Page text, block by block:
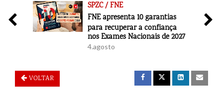
SPZC / FNE
FNE apresenta 10 garantias
para recuperar a confiança
nos Exames Nacionais de 2027
4.agosto
VOLTAR